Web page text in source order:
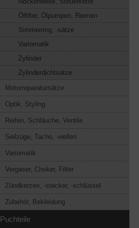
Ölfilter, Ölpumpen, Riemen
Simmerring, -sätze
Variomatik
Zylinder
Zylinderdichtsätze
Motorreparatursätze
Optik, Styling
Reifen, Schläuche, Ventile
Seilzüge, Tacho, -wellen
Variomatik
Vergaser, Choker, Filter
Zündkerzen, -stecker, -schlüssel
Zubehör, Bekleidung
Puchteile